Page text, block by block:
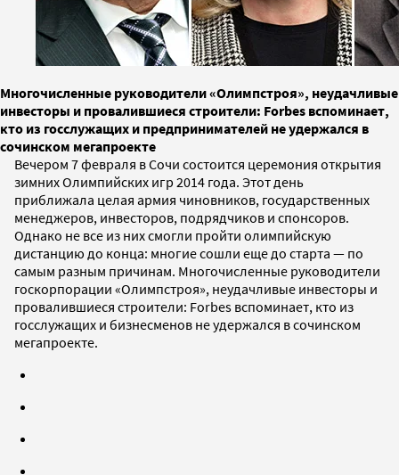
Многочисленные руководители «Олимпстроя», неудачливые
инвесторы и провалившиеся строители: Forbes вспоминает,
кто из госслужащих и предпринимателей не удержался в
сочинском мегапроекте
Вечером 7 февраля в Сочи состоится церемония открытия
зимних Олимпийских игр 2014 года. Этот день
приближала целая армия чиновников, государственных
менеджеров, инвесторов, подрядчиков и спонсоров.
Однако не все из них смогли пройти олимпийскую
дистанцию до конца: многие сошли еще до старта — по
самым разным причинам. Многочисленные руководители
госкорпорации «Олимпстроя», неудачливые инвесторы и
провалившиеся строители: Forbes вспоминает, кто из
госслужащих и бизнесменов не удержался в сочинском
мегапроекте.